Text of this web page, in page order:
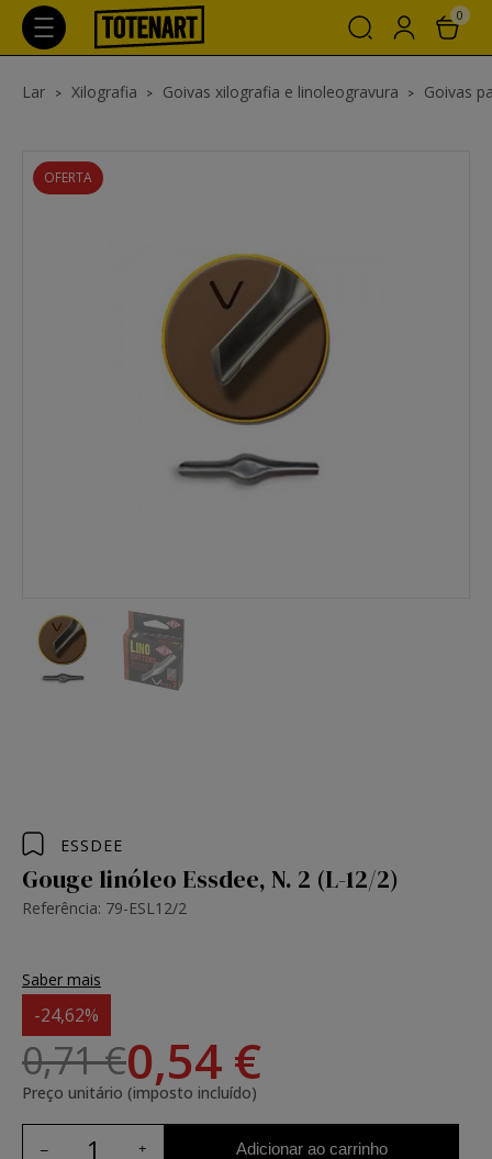
0
Lar Xilografia Goivas xilografia e linoleogravura Goivas
OFERTA
ESSDEE
Gouge linóleo Essdee, N. 2 (L-12/2)
Referência: 79-ESL12/2
Saber mais
-24,62%
0,71 €0,54 €
Preço unitário (imposto incluído)
Adicionar ao carrinho